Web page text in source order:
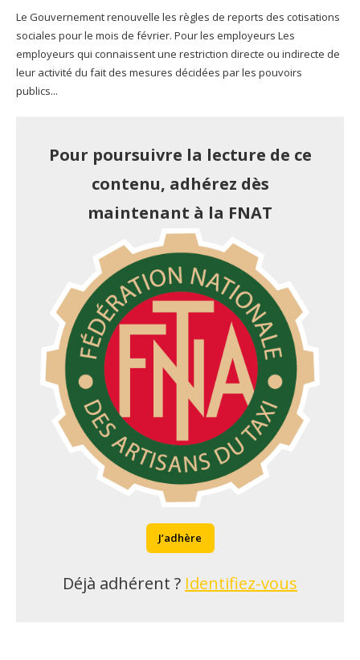
Le Gouvernement renouvelle les règles de reports des cotisations
sociales pour le mois de février. Pour les employeurs Les
employeurs qui connaissent une restriction directe ou indirecte de
leur activité du fait des mesures décidées par les pouvoirs
publics...
Pour poursuivre la lecture de ce
contenu, adhérez dès
maintenant à la FNAT
J’adhère
Déjà adhérent ? Identifiez-vous